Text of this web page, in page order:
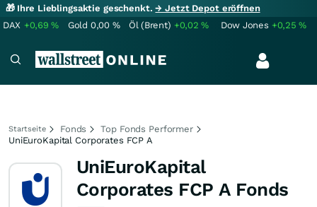
🎁 Ihre Lieblingsaktie geschenkt.→ Jetzt Depot eröffnen
DAX +0,69% Gold 0,00 % Öl (Brent) +0,02% Dow Jones +0,25%
Startseite Fonds
Top Fonds Performer
UniEuroKapital Corporates FCP A
UniEuroKapital
Corporates FCP A Fonds